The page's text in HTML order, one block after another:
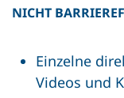
NICHT
Einzelne
Videos und